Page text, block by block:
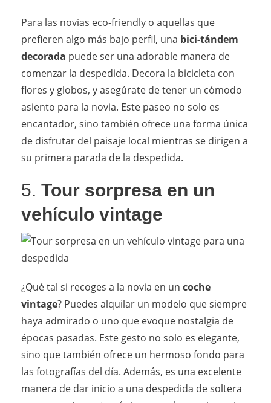
Para las novias eco-friendly o aquellas que
prefieren algo más bajo perfil, una bici-tándem
decorada puede ser una adorable manera de
comenzar la despedida. Decora la bicicleta con
flores y globos, y asegúrate de tener un cómodo
asiento para la novia. Este paseo no solo es
encantador, sino también ofrece una forma única
de disfrutar del paisaje local mientras se dirigen a
su primera parada de la despedida.
5. Tour sorpresa en un
vehículo vintage
¿Qué tal si recoges a la novia en un coche
vintage? Puedes alquilar un modelo que siempre
haya admirado o uno que evoque nostalgia de
épocas pasadas. Este gesto no solo es elegante,
sino que también ofrece un hermoso fondo para
las fotografías del día. Además, es una excelente
manera de dar inicio a una despedida de soltera